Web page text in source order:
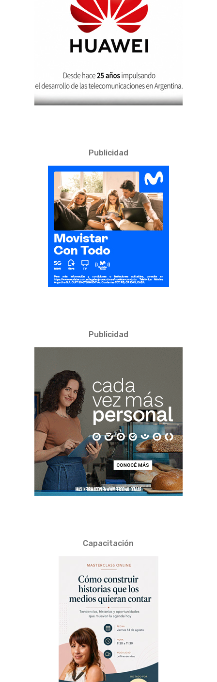
Publicidad
Publicidad
Capacitación